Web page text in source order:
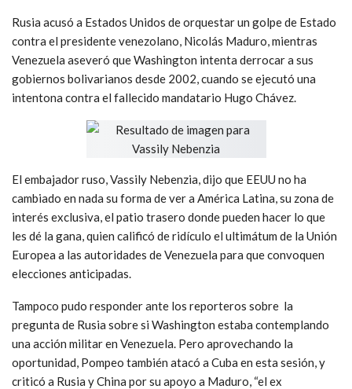
Rusia acusó a Estados Unidos de orquestar un golpe de Estado
contra el presidente venezolano, Nicolás Maduro, mientras
Venezuela aseveró que Washington intenta derrocar a sus
gobiernos bolivarianos desde 2002, cuando se ejecutó una
intentona contra el fallecido mandatario Hugo Chávez.
El embajador ruso, Vassily Nebenzia, dijo que EEUU no ha
cambiado en nada su forma de ver a América Latina, su zona de
interés exclusiva, el patio trasero donde pueden hacer lo que
les dé la gana, quien calificó de ridículo el ultimátum de la Unión
Europea a las autoridades de Venezuela para que convoquen
elecciones anticipadas.
Tampoco pudo responder ante los reporteros sobre la
pregunta de Rusia sobre si Washington estaba contemplando
una acción militar en Venezuela. Pero aprovechando la
oportunidad, Pompeo también atacó a Cuba en esta sesión, y
criticó a Rusia y China por su apoyo a Maduro, “el ex